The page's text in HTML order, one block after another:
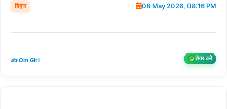
बिहार 08 May 2026, 08:16 PM
✍️ Om Giri शेयर करें